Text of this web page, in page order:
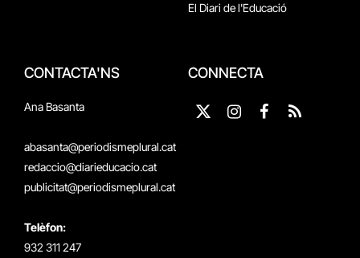
El Diari de l'Educació
CONTACTA'NS
Ana Basanta
abasanta@periodismeplural.cat
redaccio@diarieducacio.cat
publicitat@periodismeplural.cat
Telèfon:
932 311 247
CONNECTA
X
Instagram
Facebook
RSS